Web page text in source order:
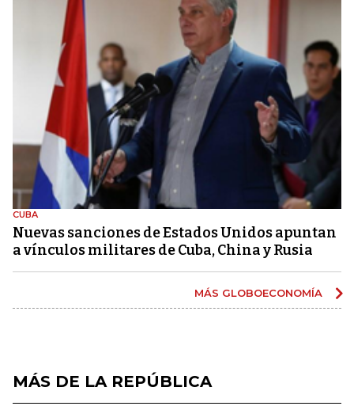
CUBA
Nuevas sanciones de Estados Unidos apuntan
a vínculos militares de Cuba, China y Rusia
MÁS GLOBOECONOMÍA
MÁS DE LA REPÚBLICA